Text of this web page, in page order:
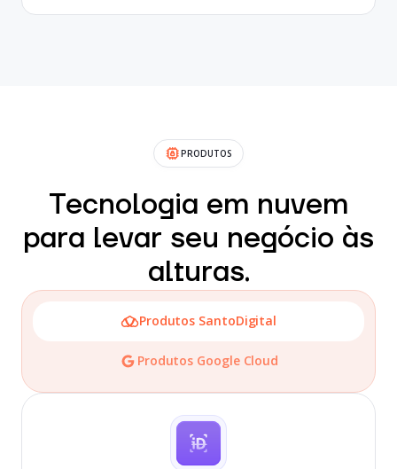
PRODUTOS
Tecnologia em nuvem
para levar seu negócio às
alturas.
Produtos SantoDigital
Produtos Google Cloud